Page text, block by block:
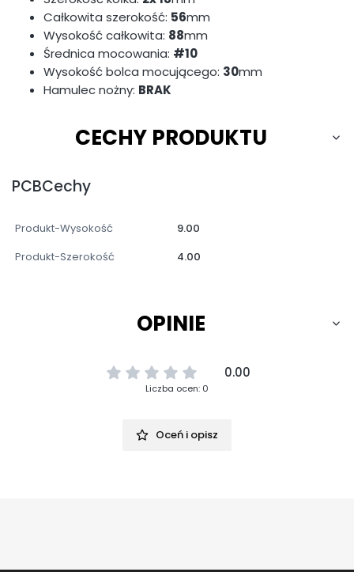
Całkowita szerokość: 56mm
Wysokość całkowita: 88mm
Średnica mocowania: #10
Wysokość bolca mocującego: 30mm
Hamulec nożny: BRAK
CECHY PRODUKTU
PCBCechy
Produkt-Wysokość
9.00
Produkt-Szerokość
4.00
OPINIE
0.00
Liczba ocen: 0
Oceń i opisz